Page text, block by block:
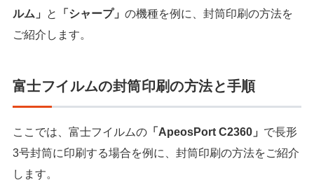
ルム」
と 「シャープ」 の機種を例に、封筒印刷の方法を
ご紹介します。
富士フイルムの封筒印刷の方法と手順
ここでは、富士フイルムの「ApeosPort C2360」 で長形
3号封筒に印刷する場合を例に、封筒印刷の方法をご紹介
します。